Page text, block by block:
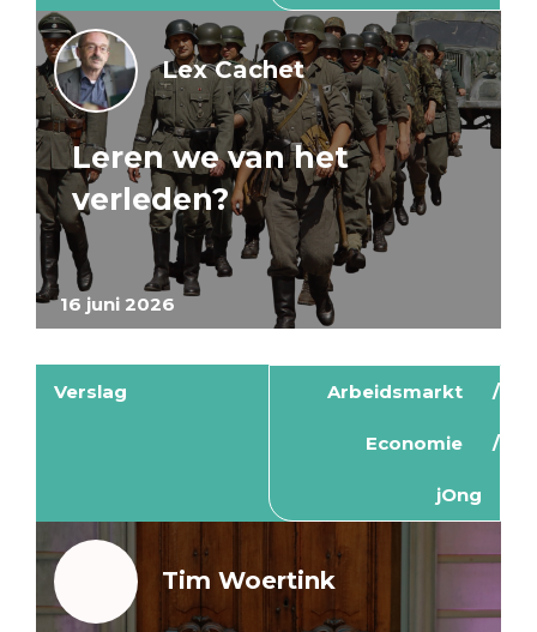
16 juni 2026
Lex Cachet
Leren we van het
verleden?
Verslag Arbeidsmarkt
Economie
jOng
Tim Woertink